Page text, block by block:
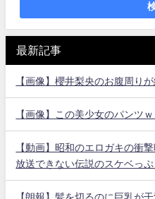
最新記事
【画像】櫻井梨央のお腹周り
【画像】この美少女のパンツ
【動画】昭和のエロガキの衝
放送できない伝説のスケベっぷ
【朗報】髪を切るのに巨乳が